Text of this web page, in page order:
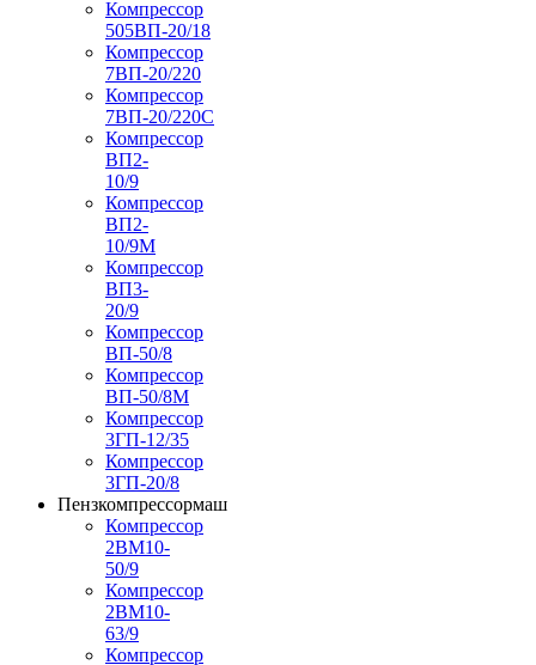
Компрессор
505ВП-20/18
Компрессор
7ВП-20/220
Компрессор
7ВП-20/220С
Компрессор
ВП2-
10/9
Компрессор
ВП2-
10/9М
Компрессор
ВП3-
20/9
Компрессор
ВП-50/8
Компрессор
ВП-50/8М
Компрессор
3ГП-12/35
Компрессор
3ГП-20/8
Пензкомпрессормаш
Компрессор
2ВМ10-
50/9
Компрессор
2ВМ10-
63/9
Компрессор